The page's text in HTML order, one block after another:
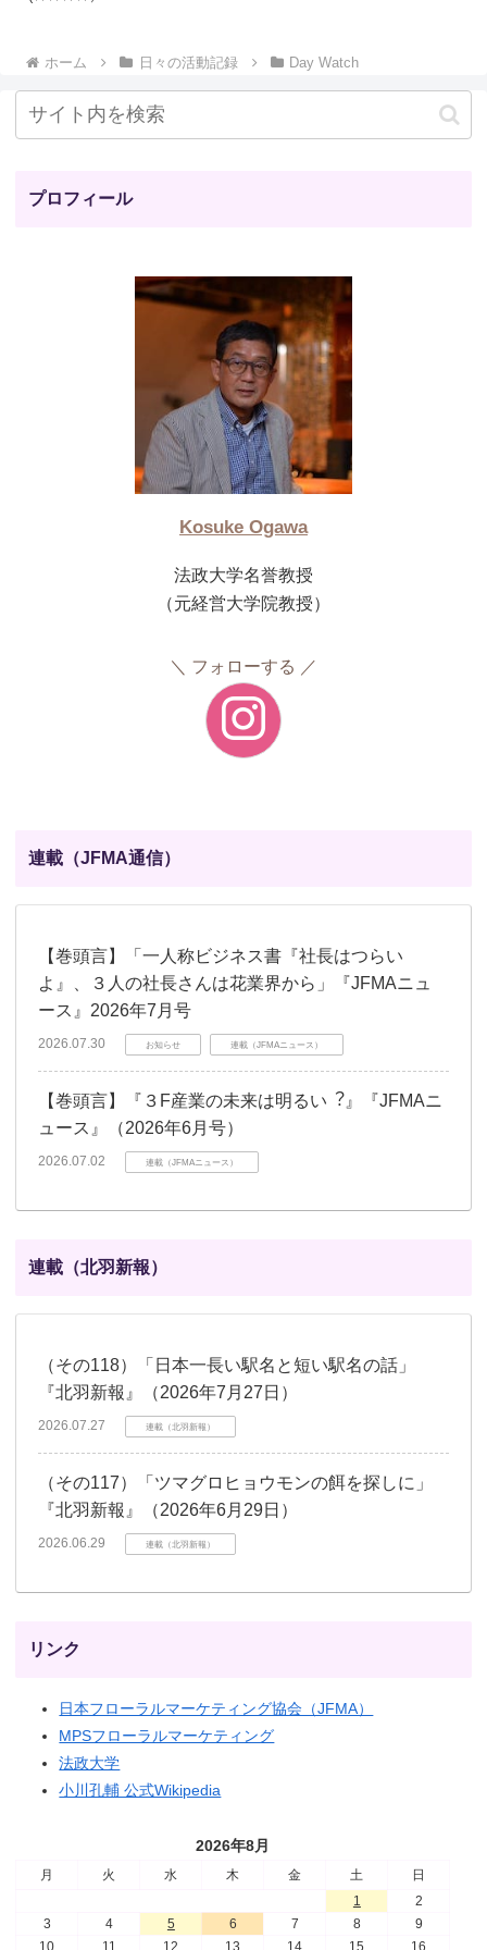
ホーム 日々の活動記録 Day Watch
プロフィール
Kosuke Ogawa
法政大学名誉教授
（元経営大学院教授）
フォローする
連載（JFMA通信）
【巻頭言】「一人称ビジネス書『社長はつらい
よ』、３人の社長さんは花業界から」『JFMAニュ
ース』2026年7月号
2026.07.30 お知らせ 連載（JFMAニュース）
【巻頭言】『３F産業の未来は明るい︖』『JFMAニ
ュース』（2026年6月号）
2026.07.02 連載（JFMAニュース）
連載（北羽新報）
（その118）「日本一長い駅名と短い駅名の話」
『北羽新報』（2026年7月27日）
2026.07.27 連載（北羽新報）
（その117）「ツマグロヒョウモンの餌を探しに」
『北羽新報』（2026年6月29日）
2026.06.29 連載（北羽新報）
リンク
日本フローラルマーケティング協会（JFMA）
MPSフローラルマーケティング
法政大学
小川孔輔 公式Wikipedia
2026年8月
月 火 水 木 金 土
日
1
2
3
4 5 6 7 8
9
10
11 12 13 14 15 16